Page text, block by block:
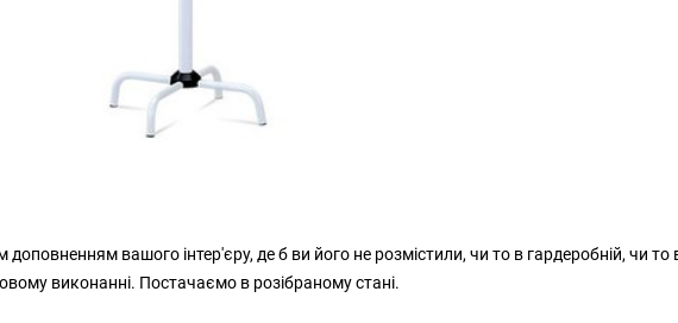
вашого інтер'єру, де б ви його не розмістили, чи то в гардеробній, чи то
виконанні. Постачаємо в розібраному стані.